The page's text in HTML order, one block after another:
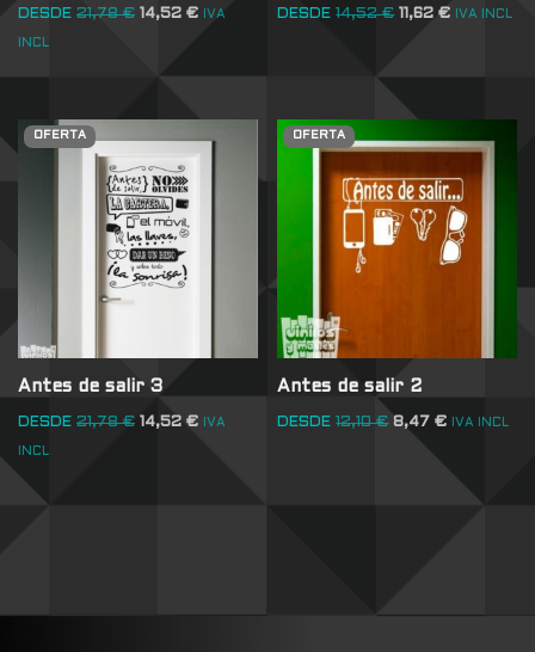
DESDE 21,78€ 14,52 € IVA
INCL
DESDE 14,52€ 11,62€ IVA INCL
OFERTA
Antes de salir 3
DESDE 21,78€ 14,52 € IVA
INCL
OFERTA
Antes de salir 2
DESDE 12,10€ 8,47€ IVA INCL